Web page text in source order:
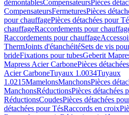
démontablesCompensateursPièces
CompensateursFermeturesPièces
pour chauffagePièces détachées pour
chauffageRaccordements pour
Raccordements pour chauffage
ThermJoints d'étanchéitéSets de vis
brideFixations pour tubesGeberit
Mapress Acier CarbonePièces
Acier CarboneTuyaux 1.0034Tuyaux
1.0215MamelonsManchonsPièces
ManchonsRéductionsPièces détachées
RéductionsCoudesPièces détachées
détachées pour TésRaccords en croix